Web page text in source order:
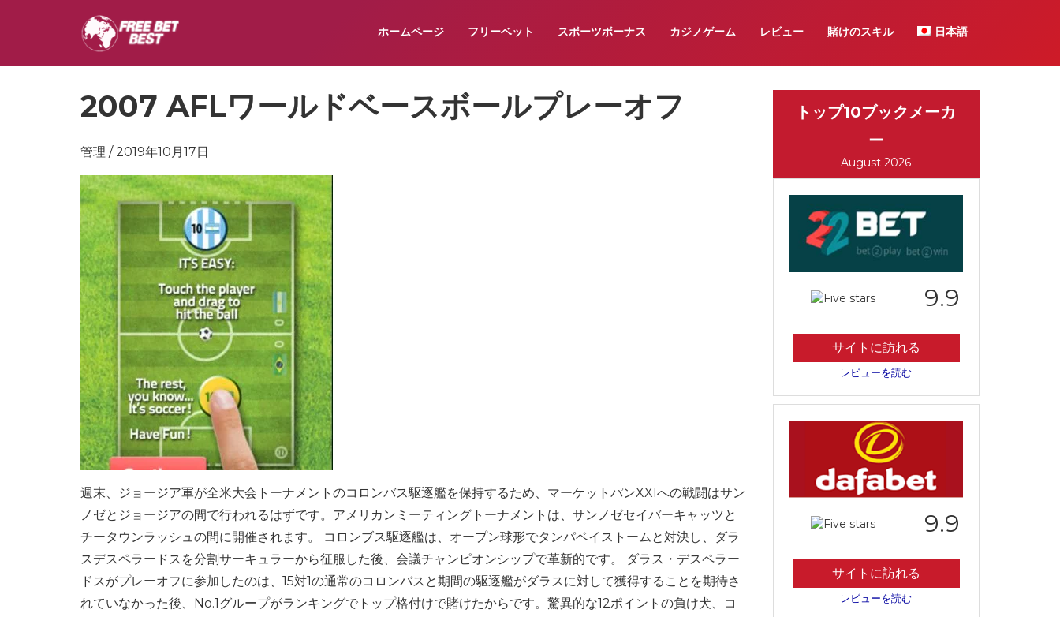
ホームページ フリーベット スポーツボーナス カジノゲーム レビュー 賭けのスキル 日本語
2007 AFLワールドベースボールプレーオフ
管理 / 2019年10月17日
週末、ジョージア軍が全米大会トーナメントのコロンバス駆逐艦を保持するため、マーケットパンXXIへの戦闘はサン
ノゼとジョージアの間で行われるはずです。アメリカンミーティングトーナメントは、サンノゼセイバーキャッツと
チータウンラッシュの間に開催されます。 コロンブス駆逐艦は、オープン球形でタンパベイストームと対決し、ダラ
スデスペラードスを分割サーキュラーから征服した後、会議チャンピオンシップで革新的です。 ダラス・デスペラー
ドスがプレーオフに参加したのは、15対1の通常のコロンバスと期間の駆逐艦がダラスに対して獲得することを期待さ
れていなかった後、No.1グループがランキングでトップ格付けで賭けたからです。驚異的な12ポイントの負け犬、コ
トップ10ブックメーカ
ー
August 2026
9.9
サイトに訪れる
レビューを読む
9.9
サイトに訪れる
レビューを読む